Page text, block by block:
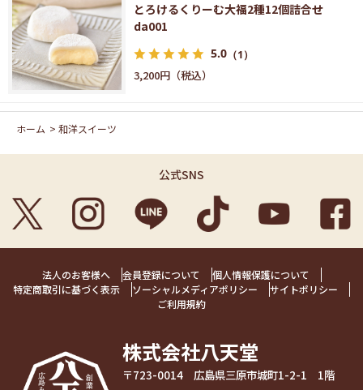
とろけるくりーむ大福2種12個詰合せ
da001
5.0 （1）
3,200円
ホーム > 和洋スイーツ
公式SNS
法人のお客様へ 会員登録について
個人情報保護について
特定商取引に基づく表示
ソーシャルメディアポリシー
サイトポリシー
ご利用規約
株式会社八天堂
〒723-0014 広島県三原市城町1-2-1 1階